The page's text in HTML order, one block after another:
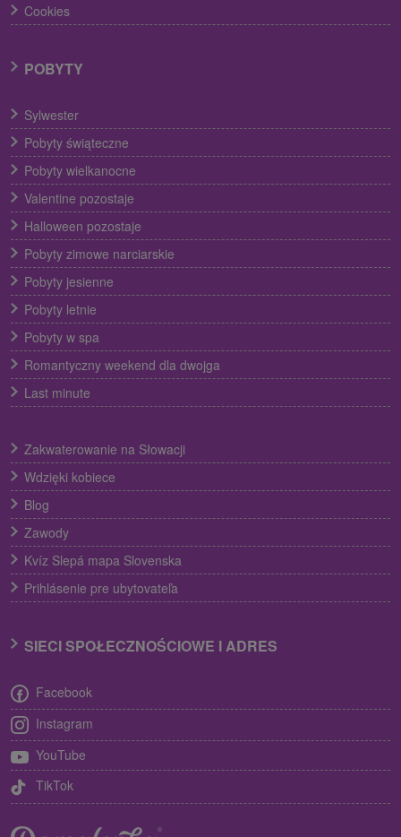
Cookies
POBYTY
Sylwester
Pobyty świąteczne
Pobyty wielkanocne
Valentine pozostaje
Halloween pozostaje
Pobyty zimowe narciarskie
Pobyty jesienne
Pobyty letnie
Pobyty w spa
Romantyczny weekend dla dwojga
Last minute
Zakwaterowanie na Słowacji
Wdzięki kobiece
Blog
Zawody
Kvíz Slepá mapa Slovenska
Prihlásenie pre ubytovateľa
SIECI SPOŁECZNOŚCIOWE I ADRES
Facebook
Instagram
YouTube
TikTok